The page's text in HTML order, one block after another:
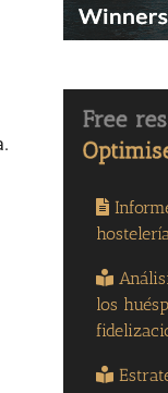
hostelería
los